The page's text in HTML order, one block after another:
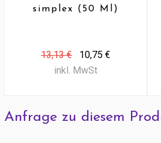
simplex (50 Ml)
13,13 €
10,75 €
inkl. MwSt
Anfrage zu diesem